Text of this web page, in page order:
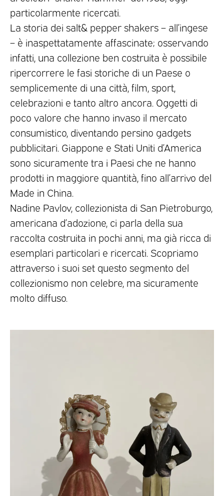
particolarmente ricercati.
La storia dei salt& pepper shakers – all’ingese
– è inaspettatamente affascinate; osservando
infatti, una collezione ben costruita è possibile
ripercorrere le fasi storiche di un Paese o
semplicemente di una città, film, sport,
celebrazioni e tanto altro ancora. Oggetti di
poco valore che hanno invaso il mercato
consumistico, diventando persino gadgets
pubblicitari. Giappone e Stati Uniti d’America
sono sicuramente tra i Paesi che ne hanno
prodotti in maggiore quantità, fino all’arrivo del
Made in China.
Nadine Pavlov, collezionista di San Pietroburgo,
americana d’adozione, ci parla della sua
raccolta costruita in pochi anni, ma già ricca di
esemplari particolari e ricercati. Scopriamo
attraverso i suoi set questo segmento del
collezionismo non celebre, ma sicuramente
molto diffuso.